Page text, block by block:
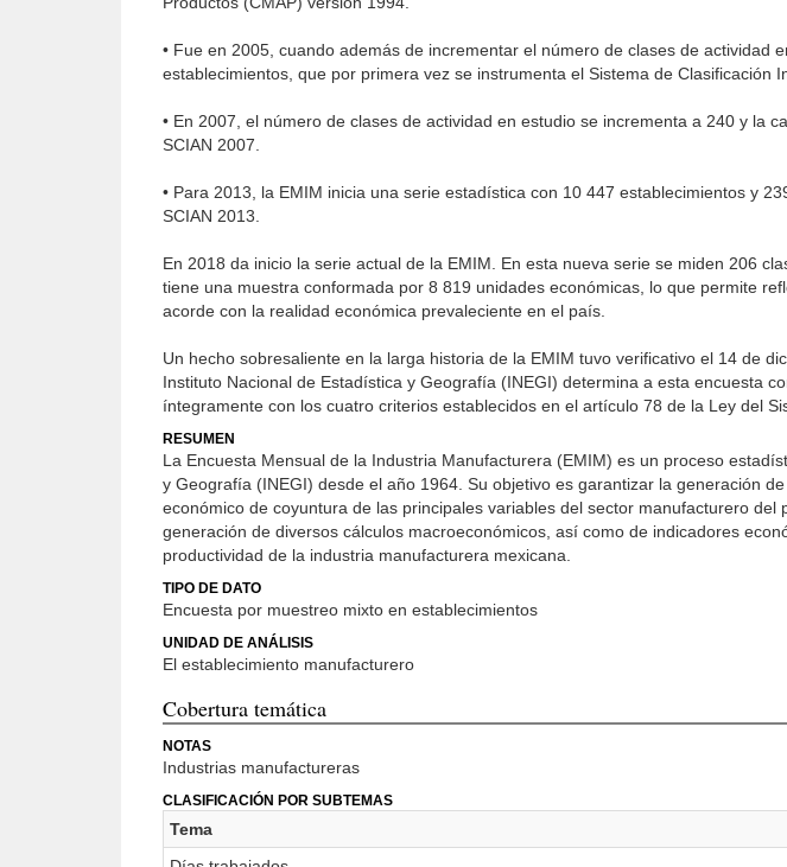
• Fue en 2005, cuando además de incrementar el número de clases de actividad
establecimientos, que por primera vez se instrumenta el Sistema de Clasificación
• En 2007, el número de clases de actividad en estudio se incrementa a 240 y la
SCIAN 2007.
• Para 2013, la EMIM inicia una serie estadística con 10 447 establecimientos y
SCIAN 2013.
En 2018 da inicio la serie actual de la EMIM. En esta nueva serie se miden 206
tiene una muestra conformada por 8 819 unidades económicas, lo que permite
acorde con la realidad económica prevaleciente en el país.
Un hecho sobresaliente en la larga historia de la EMIM tuvo verificativo el 14 de
Instituto Nacional de Estadística y Geografía (INEGI) determina a esta encuesta
íntegramente con los cuatro criterios establecidos en el artículo 78 de la Ley del
RESUMEN
La Encuesta Mensual de la Industria Manufacturera (EMIM) es un proceso
y Geografía (INEGI) desde el año 1964. Su objetivo es garantizar la generación
económico de coyuntura de las principales variables del sector manufacturero
generación de diversos cálculos macroeconómicos, así como de indicadores
productividad de la industria manufacturera mexicana.
TIPO DE DATO
Encuesta por muestreo mixto en establecimientos
UNIDAD DE ANÁLISIS
El establecimiento manufacturero
Cobertura temática
NOTAS
Industrias manufactureras
CLASIFICACIÓN POR SUBTEMAS
Tema